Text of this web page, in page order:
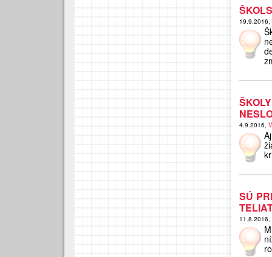
19.9.2016,
4.9.2016,
SÚ
11.8.2016,